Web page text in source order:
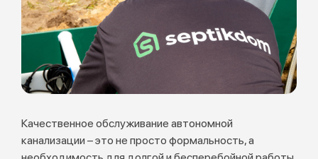
Качественное обслуживание автономной
канализации – это не просто формальность, а